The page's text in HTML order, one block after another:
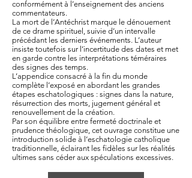
conformément à l’enseignement des anciens
commentateurs.
La mort de l’Antéchrist marque le dénouement
de ce drame spirituel, suivie d’un intervalle
précédant les derniers événements. L’auteur
insiste toutefois sur l’incertitude des dates et met
en garde contre les interprétations téméraires
des signes des temps.
L’appendice consacré à la fin du monde
complète l’exposé en abordant les grandes
étapes eschatologiques : signes dans la nature,
résurrection des morts, jugement général et
renouvellement de la création.
Par son équilibre entre fermeté doctrinale et
prudence théologique, cet ouvrage constitue une
introduction solide à l’eschatologie catholique
traditionnelle, éclairant les fidèles sur les réalités
ultimes sans céder aux spéculations excessives.